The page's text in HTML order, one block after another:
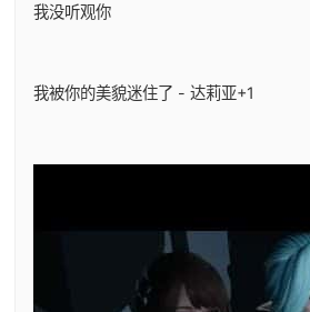
我没听观你
我被你的美貌迷住了 - 达莉亚+1